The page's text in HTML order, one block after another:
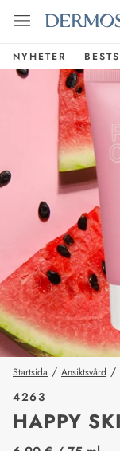
NYHETER
Startsida / Ansiktsvård /
4263
HAPPY